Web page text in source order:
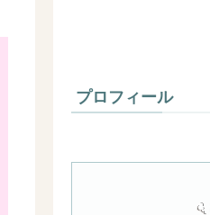
プロフィール